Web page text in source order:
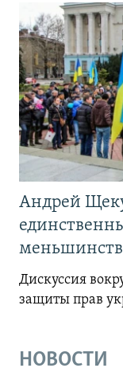
Андрей
Дискуссия
защиты прав
НОВОСТИ